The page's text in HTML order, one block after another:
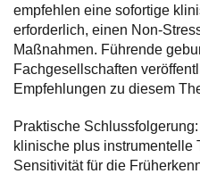
empfehlen eine sofortige
erforderlich, einen Non-
Maßnahmen. Führende
Fachgesellschaften
Empfehlungen zu diesem
Praktische
klinische plus instrumentelle
Sensitivität für die